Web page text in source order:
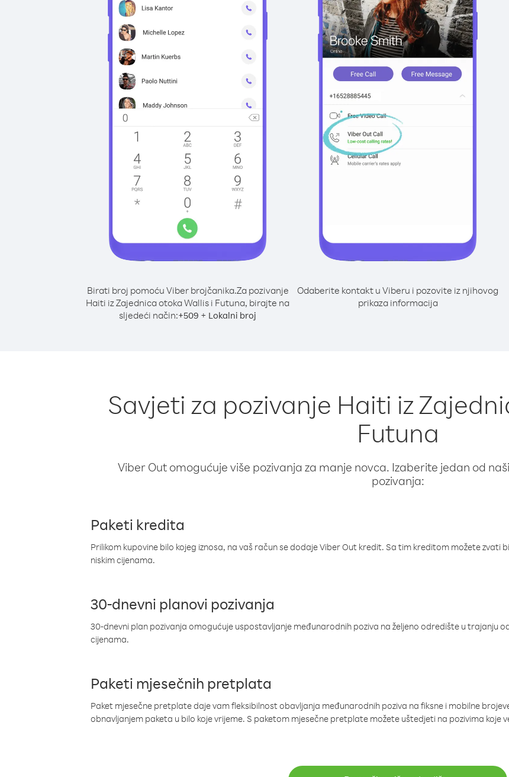
Birati broj pomoću Viber brojčanika.Za pozivanje
Haiti iz Zajednica otoka Wallis i Futuna, birajte na
sljedeći način:+509 + Lokalni broj
Odaberite kontakt u Viberu i pozovite iz njihovog
prikaza informacija
Savjeti za pozivanje Haiti iz
Futuna
Viber Out omogućuje više pozivanja za manje novca. Izaberite jedan od
pozivanja:
Paketi kredita
Prilikom kupovine bilo kojeg iznosa, na vaš račun se dodaje Viber Out kredit. Sa tim kreditom možete zvati
niskim cijenama.
30-dnevni planovi pozivanja
30-dnevni plan pozivanja omogućuje uspostavljanje međunarodnih poziva na željeno odredište u trajanju
cijenama.
Paketi mjesečnih pretplata
Paket mjesečne pretplate daje vam fleksibilnost obavljanja međunarodnih poziva na fiksne i mobilne
obnavljanjem paketa u bilo koje vrijeme. S paketom mjesečne pretplate možete uštedjeti na pozivima koje